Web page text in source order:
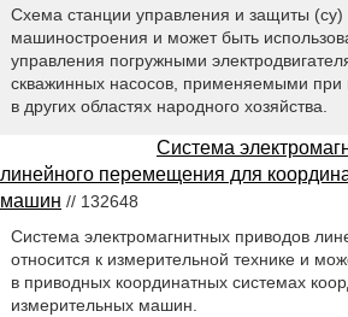
Схема станции управления и защиты (су)
машиностроения и может быть
управления погружными
скважинных насосов, применяемыми при
в других областях народного хозяйства.
Система
линейного перемещения для
машин // 132648
Система электромагнитных приводов
относится к измерительной технике и
в приводных координатных системах
измерительных машин.